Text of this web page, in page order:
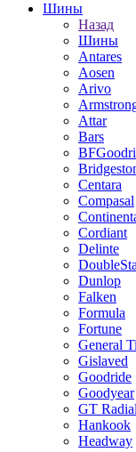
Шины
Назад
Шины
Antares
Aosen
Arivo
Attar
Bars
Centara
Compasal
Cordiant
Delinte
Dunlop
Falken
Formula
Fortune
General
Gislaved
Goodride
Goodyear
GT Radial
Hankook
Headway